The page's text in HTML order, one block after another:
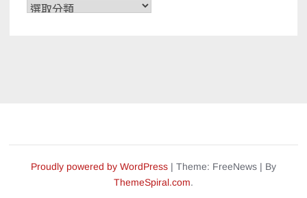
新
Proudly powered by WordPress | Theme: FreeNews | By
ThemeSpiral.com.